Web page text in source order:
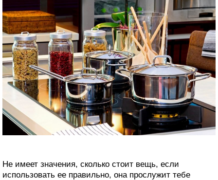
Не имеет значения, сколько стоит вещь, если
использовать ее правильно, она прослужит тебе